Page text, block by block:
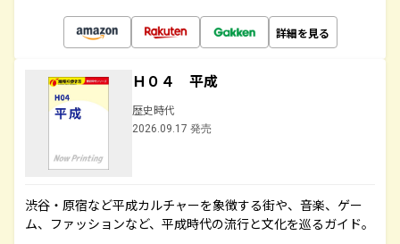
詳細を見る
Ｈ０４ 平成
歴史時代
2026.09.17 発売
渋谷・原宿など平成カルチャーを象徴する街や、音楽、ゲー
ム、ファッションなど、平成時代の流行と文化を巡るガイド。